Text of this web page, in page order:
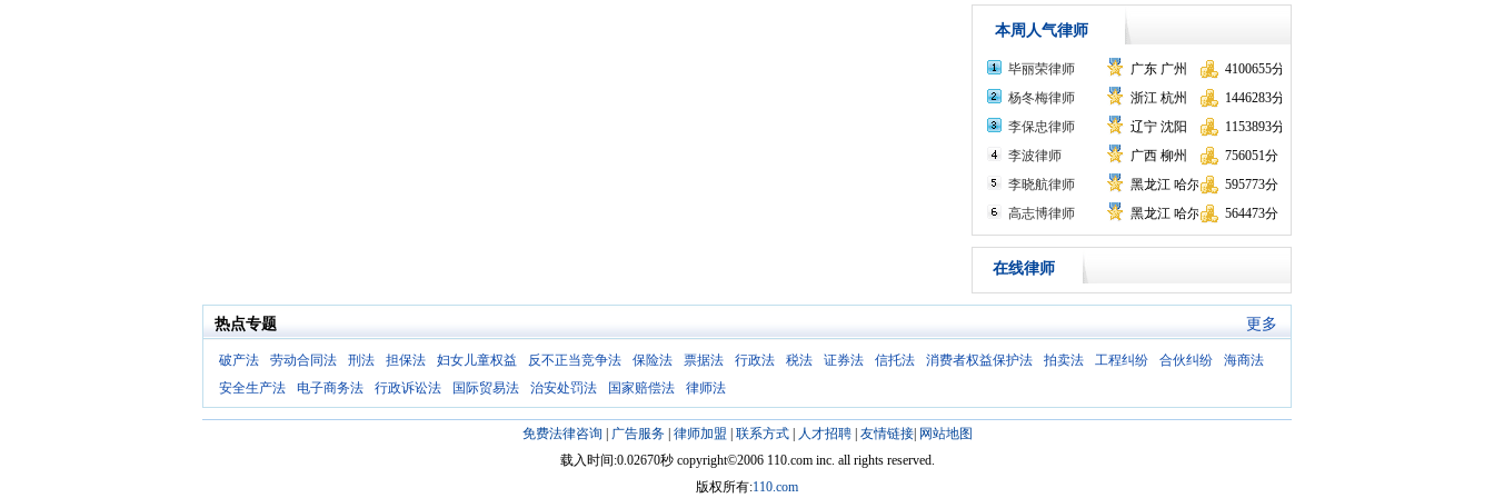
本周人气律师
毕丽荣律师 广东 广州
4100655分
杨冬梅律师
浙江 杭州
1446283分
李保忠律师
辽宁 沈阳
1153893分
李波律师
广西 柳州
756051分
李晓航律师
黑龙江 哈尔滨
595773分
高志博律师
黑龙江 哈尔滨 564473分
在线律师
热点专题 更多
破产法 劳动合同法 刑法 担保法 妇女儿童权益 反不正当竞争法 保险法 票据法 行政法 税法 证券法 信托法 消费者权益保护法 拍卖法 工程纠纷 合伙纠纷
海商法
安全生产法
电子商务法 行政诉讼法 国际贸易法 治安处罚法 国家赔偿法 律师法
免费法律咨询 广告服务| 律师加盟 联系方式| 人才招聘| 友情链接| 网站地图
载入时间:0.02670秒 copyright©2006 110.com inc. all rights reserved.
版权所有:110.com